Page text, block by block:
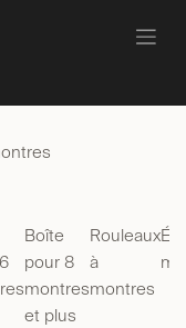
Boîte
pour 8
montres
et plus
Rouleaux
à
montres